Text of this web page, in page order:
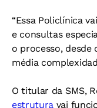
“Essa Policlínica
e consultas
o processo,
média
O titular da SMS,
estrutura vai